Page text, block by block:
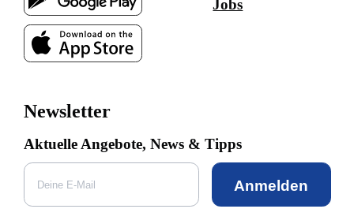
Jobs
Newsletter
Aktuelle Angebote, News & Tipps
Anmelden